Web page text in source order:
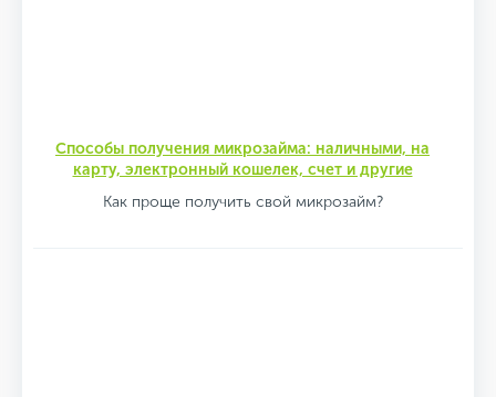
Способы получения микрозайма: наличными, на
карту, электронный кошелек, счет и другие
Как проще получить свой микрозайм?